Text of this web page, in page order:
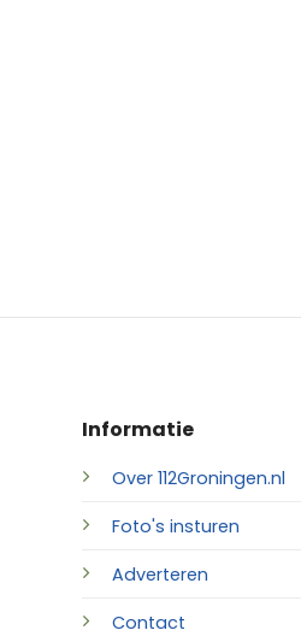
Informatie
Over 112Groningen.nl
Foto's insturen
Adverteren
Contact